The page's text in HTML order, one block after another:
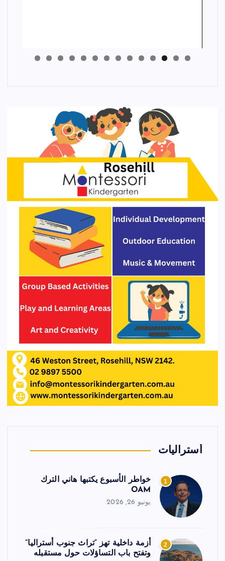
أستراليات
1
خواطر الأسبوع يكتبها هاني الترك
OAM
يونيو 26, 2026
2
أزمة داخلية تهز “تراث جنوب أستراليا”
وتفتح باب التساؤلات حول مستقبله